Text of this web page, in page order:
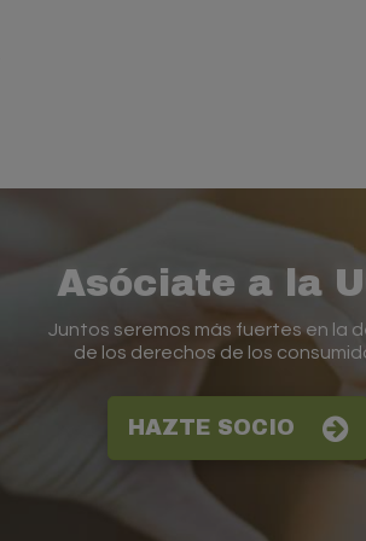
Asóciate a la
Juntos seremos más fuertes en la
de los derechos de los
HAZTE SOCIO